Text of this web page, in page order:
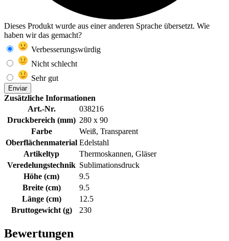
Dieses Produkt wurde aus einer anderen Sprache übersetzt. Wie
haben wir das gemacht?
Verbesserungswürdig
Nicht schlecht
Sehr gut
Enviar
Zusätzliche Informationen
Art.-Nr.
038216
Druckbereich (mm) 280 x 90
Farbe
Weiß, Transparent
Oberflächenmaterial Edelstahl
Artikeltyp
Thermoskannen, Gläser
Veredelungstechnik Sublimationsdruck
Höhe (cm)
9.5
Breite (cm)
9.5
Länge (cm)
12.5
Bruttogewicht (g)
230
Bewertungen